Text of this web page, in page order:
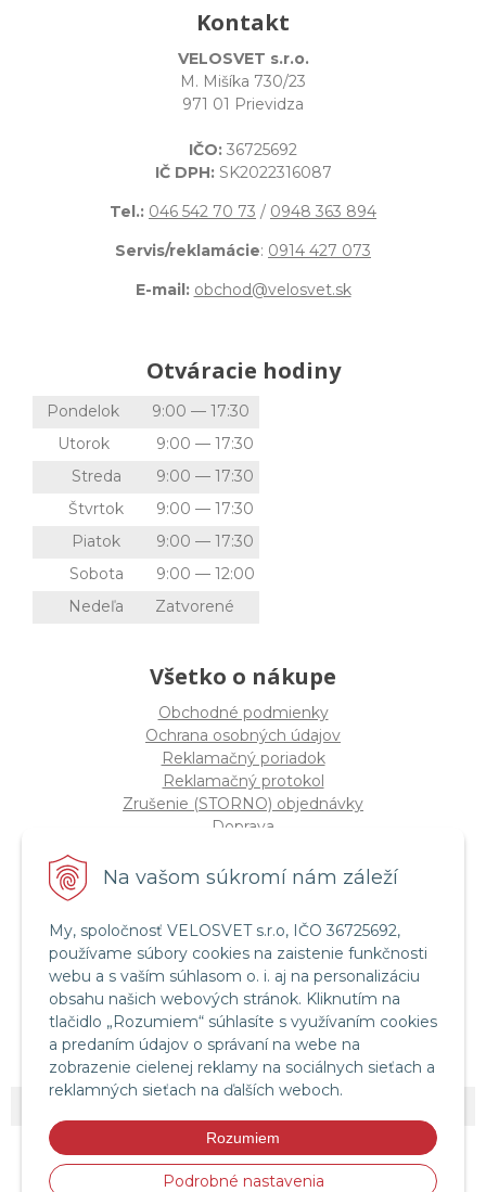
Na vašom súkromí nám záleží
My, spoločnosť VELOSVET s.r.o, IČO 36725692,
používame súbory cookies na zaistenie funkčnosti
webu a s vaším súhlasom o. i. aj na personalizáciu
obsahu našich webových stránok. Kliknutím na
tlačidlo „Rozumiem“ súhlasíte s využívaním cookies
a predaním údajov o správaní na webe na
zobrazenie cielenej reklamy na sociálnych sieťach a
reklamných sieťach na ďalších weboch.
Rozumiem
Podrobné nastavenia
Kontakt
VELOSVET s.r.o.
M. Mišíka 730/23
971 01 Prievidza
IČO: 36725692
IČ DPH: SK2022316087
Tel.: 046 542 70 73 / 0948 363 894
Servis/reklamácie: 0914 427 073
E-mail: obchod@velosvet.sk
Otváracie hodiny
Pondelok
9:00 — 17:30
Utorok
9:00 — 17:30
Streda
9:00 — 17:30
Štvrtok
9:00 — 17:30
Piatok
9:00 — 17:30
Sobota
9:00 — 12:00
Nedeľa
Zatvorené
Všetko o nákupe
Obchodné podmienky
Ochrana osobných údajov
Reklamačný poriadok
Reklamačný protokol
Zrušenie (STORNO) objednávky
Doprava
Štatút súťaže "Vianoce 2025"
Servis a služby
Servis bicyklov a elektrobicyklov
Retül Bike Fit
Instagram Velosvet
Facebook Velosvet